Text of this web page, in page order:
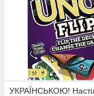
УКРАЇНСЬКОЮ!